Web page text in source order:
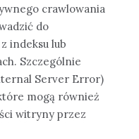
crawlowania
do
indeksu lub
Szczególnie
Server Error)
mogą również
witryny przez